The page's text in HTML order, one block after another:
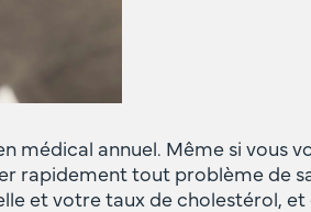
médical annuel. Même si vous
rapidement tout problème de
et votre taux de cholestérol, et